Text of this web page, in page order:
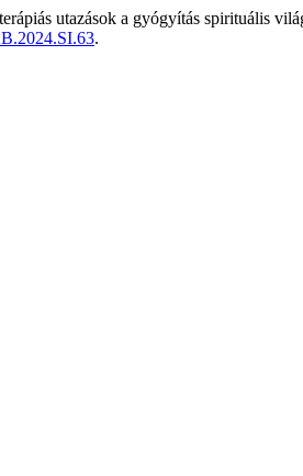
utazások a gyógyítás spirituális
.